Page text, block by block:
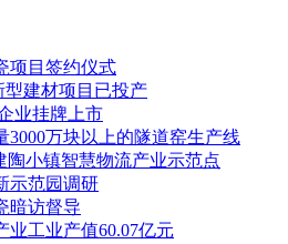
项目签约仪式
型建材项目已投产
业挂牌上市
万块以上的隧道窑生产线
陶小镇智慧物流产业示范点
示范园调研
暗访督导
业工业产值60.07亿元